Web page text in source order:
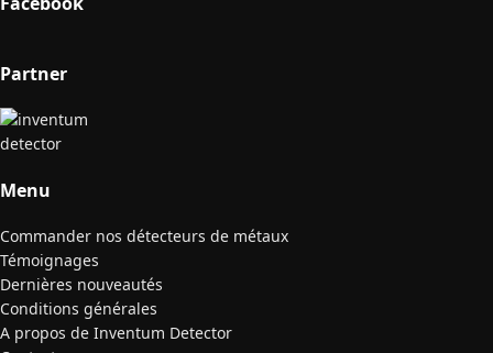
Partner
Menu
Commander nos détecteurs de métaux
Témoignages
Dernières nouveautés
Conditions générales
A propos de Inventum Detector